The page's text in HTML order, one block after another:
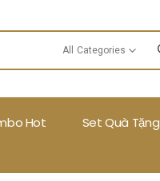
All Categories
Hot Set Quà Tặng